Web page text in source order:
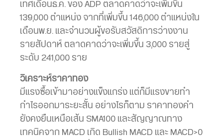
เทศเดือนธ.ค. ของ ADP ตลาดคาดว่าจะเพิ่มขึ้น
139,000 ตำแหน่ง จากที่เพิ่มขึ้น 146,000 ตำแหน่งใน
เดือนพ.ย. และจำนวนผู้ขอรับสวัสดิการว่างงาน
รายสัปดาห์ ตลาดคาดว่าจะเพิ่มขึ้น 3,000 รายสู่
ระดับ 241,000 ราย
วิเคราะห์ราคาทอง
มีแรงซื้อเข้ามาอย่างแข็งแกร่ง แต่ก็มีแรงขายทำ
กำไรออกมาระยะสั้น อย่างไรก็ตาม ราคาทองคำ
ยังคงยืนเหนือเส้น SMA100 และสัญญาณทาง
เทคนิคจาก MACD เกิด Bullish MACD และ MACD>0